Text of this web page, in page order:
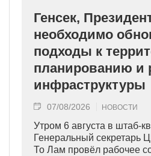
Генсек,
необходимо
подходы к
планированию и
инфраструктуры
07/08/2026 НОВОСТИ
Утром 6 августа в штаб-
Генеральный секретарь
То Лам провёл рабочее